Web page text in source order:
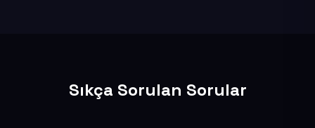
Sıkça Sorulan Sorular